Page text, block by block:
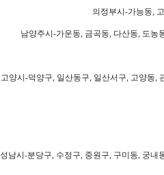
의정부시-가능동,
남양주시-가운동, 금곡동, 다산동, 도농
고양시-덕양구, 일산동구, 일산서구, 고양동,
성남시-분당구, 수정구, 중원구, 구미동, 궁내